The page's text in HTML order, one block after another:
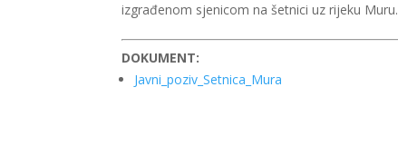
izgrađenom sjenicom na šetnici uz rijeku Muru.
DOKUMENT:
Javni_poziv_Setnica_Mura